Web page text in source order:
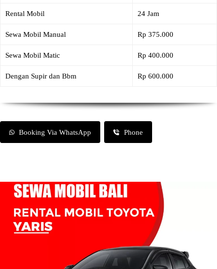
Rental Mobil 24 Jam
Sewa Mobil Manual Rp 375.000
Sewa Mobil Matic Rp 400.000
Dengan Supir dan Bbm Rp 600.000
Booking Via WhatsApp Phone